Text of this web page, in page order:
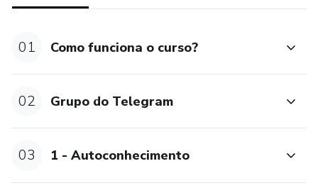
01 Como funciona o curso?
02 Grupo do Telegram
03 1 - Autoconhecimento